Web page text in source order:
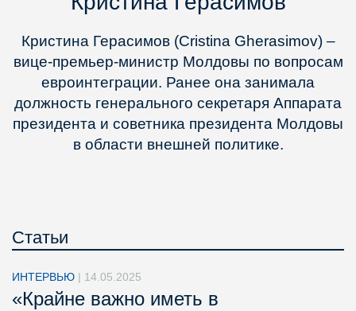
Кристина Герасимов (Cristina Gherasimov) –
вице-премьер-министр Молдовы по вопросам
евроинтеграции. Ранее она занимала
должность генерального секретаря Аппарата
президента и советника президента Молдовы
в области внешней политике.
Статьи
ИНТЕРВЬЮ | 14.05.2025
«Крайне важно иметь в